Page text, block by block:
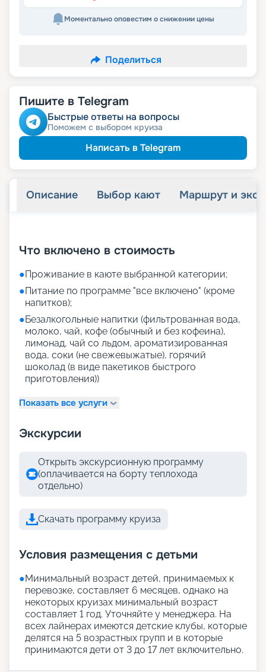
Моментально оповестим о снижении цены
Поделиться
Пишите в Telegram
Быстрые ответы на вопросы
Поможем с выбором круиза
Написать в Telegram
Описание Выбор кают Маршрут и
Что включено в стоимость
●Проживание в каюте выбранной категории;
●Питание по программе "все включено" (кроме
напитков);
●Безалкогольные напитки (фильтрованная вода,
молоко, чай, кофе (обычный и без кофеина),
лимонад, чай со льдом, ароматизированная
вода, соки (не свежевыжатые), горячий
шоколад (в виде пакетиков быстрого
приготовления))
Показать все услуги
Экскурсии
Открыть экскурсионную программу
(оплачивается на борту теплохода
отдельно)
Скачать программу круиза
Условия размещения с детьми
●Минимальный возраст детей, принимаемых к
перевозке, составляет 6 месяцев, однако на
некоторых круизах минимальный возраст
составляет 1 год. Уточняйте у менеджера. На
всех лайнерах имеются детские клубы, которые
делятся на 5 возрастных групп и в которые
принимаются дети от 3 до 17 лет включительно.